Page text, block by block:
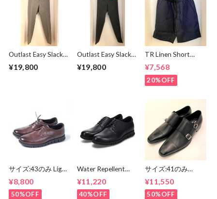
Outlast Easy Slacks
Pants Gray
¥19,800
Outlast Easy Slacks
Pants Charcoal
¥19,800
TR Linen Short
Pants Navy
¥7,568
20%OFF
サイズ:43のみ Light
Derby Shoes Dark
Brown
¥8,800
50%OFF
Water Repellent
Shoes Black
¥11,220
40%OFF
サイズ:41のみ
Shoes Black
¥11,550
50%OFF